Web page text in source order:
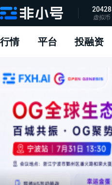
APP下载
指标说明
问题反馈
20428
虚拟币
行情 平台 投融资